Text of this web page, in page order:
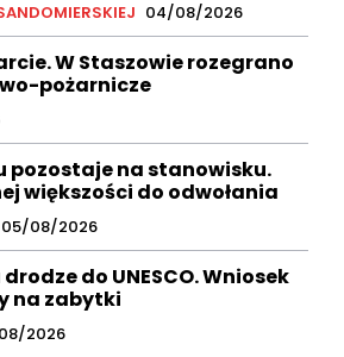
04/08/2026
W Staszowie rozegrano
pożarnicze
pozostaje na stanowisku.
większości do odwołania
05/08/2026
do UNESCO. Wniosek
na zabytki
2026